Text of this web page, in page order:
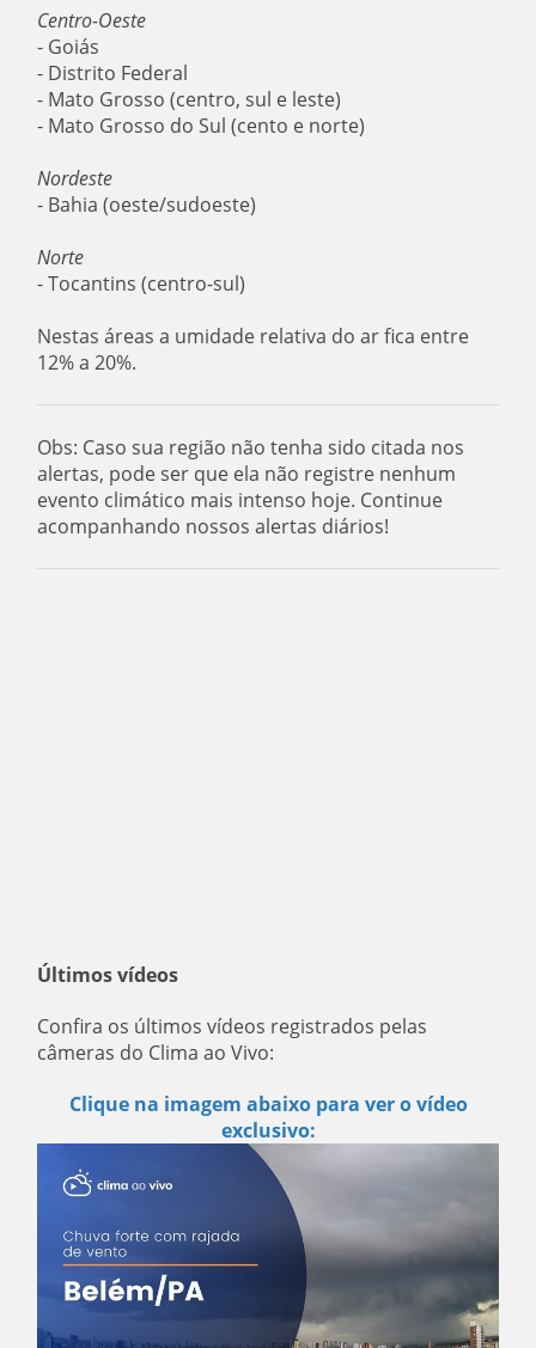
Centro-Oeste
- Goiás
- Distrito Federal
- Mato Grosso (centro, sul e leste)
- Mato Grosso do Sul (cento e norte)
Nordeste
- Bahia (oeste/sudoeste)
Norte
- Tocantins (centro-sul)
Nestas áreas a umidade relativa do ar fica entre
12% a 20%.
Obs: Caso sua região não tenha sido citada nos
alertas, pode ser que ela não registre nenhum
evento climático mais intenso hoje. Continue
acompanhando nossos alertas diários!
Últimos vídeos
Confira os últimos vídeos registrados pelas
câmeras do Clima ao Vivo:
Clique na imagem abaixo para ver o vídeo
exclusivo: